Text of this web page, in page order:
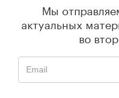
Мы
актуальных
во